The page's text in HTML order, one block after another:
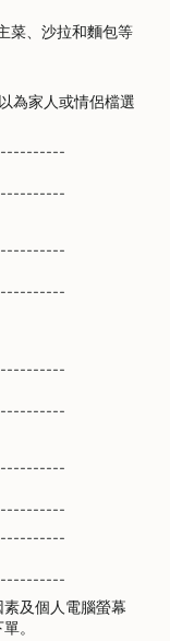
菜、沙拉和麵包等
為家人或情侶檔選
及個人電腦螢幕
。